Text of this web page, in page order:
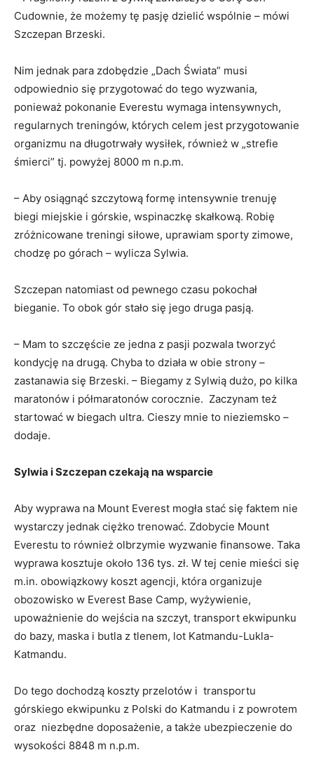
Cudownie, że możemy tę pasję dzielić wspólnie – mówi
Szczepan Brzeski.
Nim jednak para zdobędzie „Dach Świata” musi
odpowiednio się przygotować do tego wyzwania,
ponieważ pokonanie Everestu wymaga intensywnych,
regularnych treningów, których celem jest przygotowanie
organizmu na długotrwały wysiłek, również w „strefie
śmierci” tj. powyżej 8000 m n.p.m.
– Aby osiągnąć szczytową formę intensywnie trenuję
biegi miejskie i górskie, wspinaczkę skałkową. Robię
zróżnicowane treningi siłowe, uprawiam sporty zimowe,
chodzę po górach – wylicza Sylwia.
Szczepan natomiast od pewnego czasu pokochał
bieganie. To obok gór stało się jego druga pasją.
– Mam to szczęście ze jedna z pasji pozwala tworzyć
kondycję na drugą. Chyba to działa w obie strony –
zastanawia się Brzeski. – Biegamy z Sylwią dużo, po kilka
maratonów i półmaratonów corocznie. Zaczynam też
startować w biegach ultra. Cieszy mnie to nieziemsko –
dodaje.
Sylwia i Szczepan czekają na wsparcie
Aby wyprawa na Mount Everest mogła stać się faktem nie
wystarczy jednak ciężko trenować. Zdobycie Mount
Everestu to również olbrzymie wyzwanie finansowe. Taka
wyprawa kosztuje około 136 tys. zł. W tej cenie mieści się
m.in. obowiązkowy koszt agencji, która organizuje
obozowisko w Everest Base Camp, wyżywienie,
upoważnienie do wejścia na szczyt, transport ekwipunku
do bazy, maska i butla z tlenem, lot Katmandu-Lukla-
Katmandu.
Do tego dochodzą koszty przelotów i transportu
górskiego ekwipunku z Polski do Katmandu i z powrotem
oraz niezbędne doposażenie, a także ubezpieczenie do
wysokości 8848 m n.p.m.